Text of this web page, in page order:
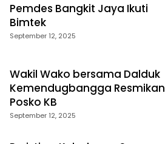
Pemdes Bangkit Jaya Ikuti
Bimtek
September 12, 2025
Wakil Wako bersama Dalduk
Kemendugbangga Resmikan
Posko KB
September 12, 2025